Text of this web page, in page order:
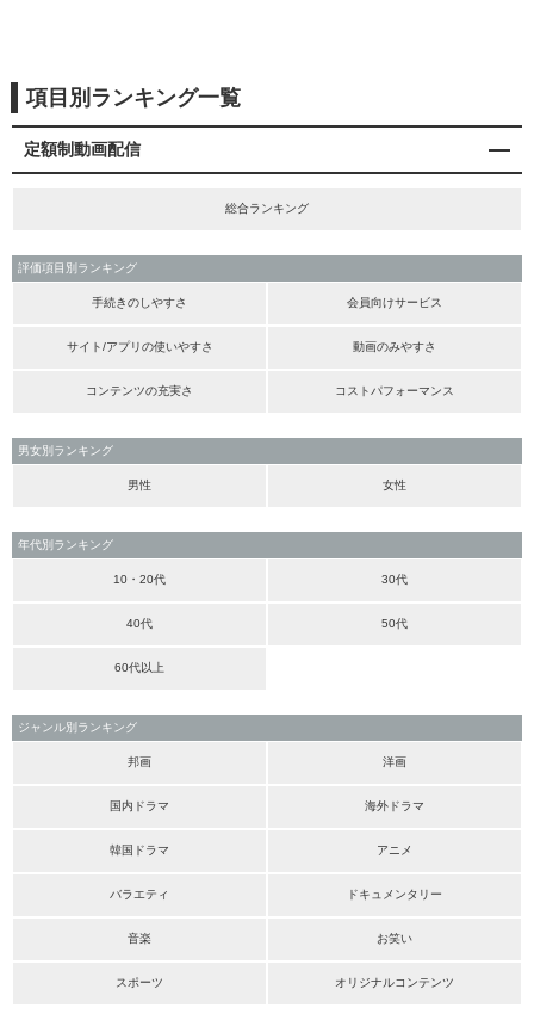
項目別ランキング一覧
定額制動画配信
総合ランキング
評価項目別ランキング
手続きのしやすさ 会員向けサービス
サイト/アプリの使いやすさ 動画のみやすさ
コンテンツの充実さ コストパフォーマンス
男女別ランキング
男性 女性
年代別ランキング
10・20代 30代
40代 50代
60代以上
ジャンル別ランキング
邦画 洋画
国内ドラマ 海外ドラマ
韓国ドラマ アニメ
バラエティ ドキュメンタリー
音楽 お笑い
スポーツ オリジナルコンテンツ